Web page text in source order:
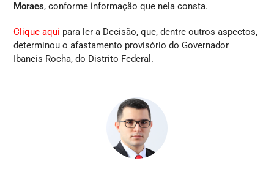
Moraes, conforme informação que nela consta.
Clique aqui para ler a Decisão, que, dentre outros aspectos,
determinou o afastamento provisório do Governador
Ibaneis Rocha, do Distrito Federal.